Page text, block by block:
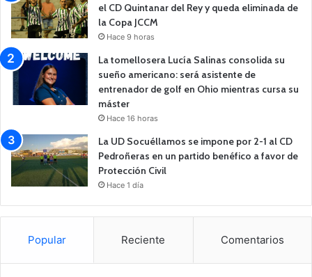
el CD Quintanar del Rey y queda eliminada de
la Copa JCCM
Hace 9 horas
La tomellosera Lucía Salinas consolida su
sueño americano: será asistente de
entrenador de golf en Ohio mientras cursa su
máster
Hace 16 horas
La UD Socuéllamos se impone por 2-1 al CD
Pedroñeras en un partido benéfico a favor de
Protección Civil
Hace 1 día
Popular Reciente Comentarios